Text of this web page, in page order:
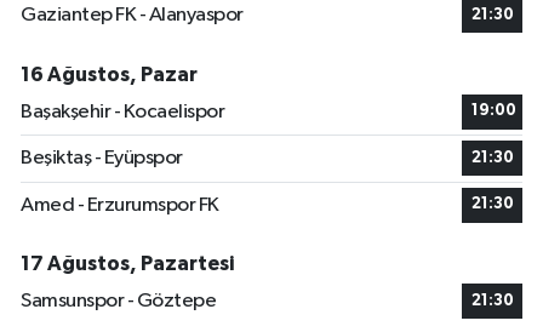
Gaziantep FK - Alanyaspor 21:30
16 Ağustos, Pazar
Başakşehir - Kocaelispor
19:00
Beşiktaş - Eyüpspor 21:30
Amed - Erzurumspor FK 21:30
17 Ağustos, Pazartesi
Samsunspor - Göztepe
21:30